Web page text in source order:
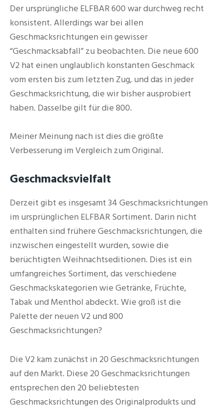
Der ursprüngliche ELFBAR 600 war durchweg recht
konsistent. Allerdings war bei allen
Geschmacksrichtungen ein gewisser
“Geschmacksabfall” zu beobachten. Die neue 600
V2 hat einen unglaublich konstanten Geschmack
vom ersten bis zum letzten Zug, und das in jeder
Geschmacksrichtung, die wir bisher ausprobiert
haben. Dasselbe gilt für die 800.
Meiner Meinung nach ist dies die größte
Verbesserung im Vergleich zum Original.
Geschmacksvielfalt
Derzeit gibt es insgesamt 34 Geschmacksrichtungen
im ursprünglichen ELFBAR Sortiment. Darin nicht
enthalten sind frühere Geschmacksrichtungen, die
inzwischen eingestellt wurden, sowie die
berüchtigten Weihnachtseditionen. Dies ist ein
umfangreiches Sortiment, das verschiedene
Geschmackskategorien wie Getränke, Früchte,
Tabak und Menthol abdeckt. Wie groß ist die
Palette der neuen V2 und 800
Geschmacksrichtungen?
Die V2 kam zunächst in 20 Geschmacksrichtungen
auf den Markt. Diese 20 Geschmacksrichtungen
entsprechen den 20 beliebtesten
Geschmacksrichtungen des Originalprodukts und